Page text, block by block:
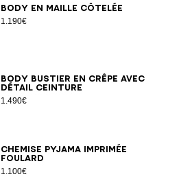
Body en maille côtelée
1.190€
3436384042
Body bustier en crêpe avec
détail ceinture
1.490€
34 363840424446
Chemise pyjama imprimée
Foulard
1.100€
3436384042